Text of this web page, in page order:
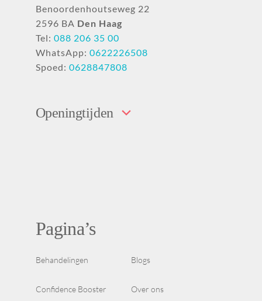
Benoordenhoutseweg 22
2596 BA Den Haag
Tel: 088 206 35 00
WhatsApp: 0622226508
Spoed: 0628847808
Openingtijden
Pagina’s
Behandelingen Blogs
Confidence Booster Over ons